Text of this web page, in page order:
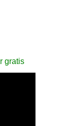
gratis